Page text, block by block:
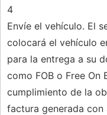
4
Envíe el vehículo. El
colocará el vehículo
para la entrega a su
como FOB o Free On
cumplimiento de la
factura generada